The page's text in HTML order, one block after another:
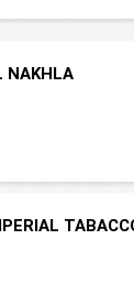
NAKHLA